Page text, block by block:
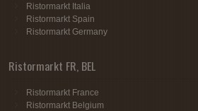
Ristormarkt Italia
Ristormarkt Spain
Ristormarkt Germany
Ristormarkt FR, BEL
Ristormarkt France
Ristormarkt Belgium